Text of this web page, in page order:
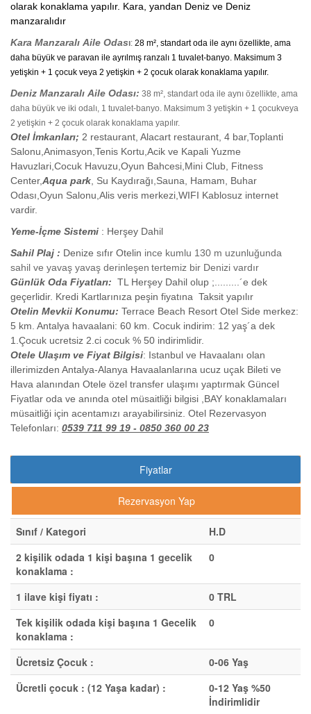
olarak konaklama yapılır. Kara, yandan Deniz ve Deniz
manzaralıdır
Kara Manzaralı Aile Odası: 28 m², standart oda ile aynı özellikte, ama
daha büyük ve paravan ile ayrılmış ranzalı 1 tuvalet-banyo. Maksimum 3
yetişkin + 1 çocuk veya 2 yetişkin + 2 çocuk olarak konaklama yapılır.
Deniz Manzaralı Aile Odası: 38 m², standart oda ile aynı özellikte, ama
daha büyük ve iki odalı, 1 tuvalet-banyo. Maksimum 3 yetişkin + 1 çocukveya
2 yetişkin + 2 çocuk olarak konaklama yapılır.
Otel İmkanları; 2 restaurant, Alacart restaurant, 4 bar,Toplanti
Salonu,Animasyon,Tenis Kortu,Acik ve Kapali Yuzme
Havuzlari,Cocuk Havuzu,Oyun Bahcesi,Mini Club, Fitness
Center,Aqua park , Su Kaydırağı,Sauna, Hamam, Buhar
Odası,Oyun Salonu,Alis veris merkezi,WIFI Kablosuz internet
vardir.
Yeme-İçme Sistemi : Herşey Dahil
Sahil Plaj : Denize sıfır Otelin ince kumlu 130 m uzunluğunda
sahil ve yavaş yavaş derinleşen tertemiz bir Denizi vardır
Günlük Oda Fiyatları: TL Herşey Dahil olup ;.........´e dek
geçerlidir. Kredi Kartlarınıza peşin fiyatına Taksit yapılır
Otelin Mevkii Konumu: Terrace Beach Resort Otel Side merkez:
5 km. Antalya havaalani: 60 km. Cocuk indirim: 12 yaş´a dek
1.Çocuk ucretsiz 2.ci cocuk % 50 indirimlidir.
Otele Ulaşım ve Fiyat Bilgisi: Istanbul ve Havaalanı olan
illerimizden Antalya-Alanya Havaalanlarına ucuz uçak Bileti ve
Hava alanından Otele özel transfer ulaşımı yaptırmak Güncel
Fiyatlar oda ve anında otel müsaitliği bilgisi ,BAY konaklamaları
müsaitliği için acentamızı arayabilirsiniz. Otel Rezervasyon
Telefonları: 0539 711 99 19 - 0850 360 00 23
Fiyatlar
Rezervasyon Yap
Sınıf / Kategori
H.D
2 kişilik odada 1 kişi başına 1 gecelik
konaklama :
0
1 ilave kişi fiyatı :
0 TRL
Tek kişilik odada kişi başına 1 Gecelik
konaklama :
0
Ücretsiz Çocuk :
0-06 Yaş
Ücretli çocuk : (12 Yaşa kadar) :
0-12 Yaş %50
İndirimlidir